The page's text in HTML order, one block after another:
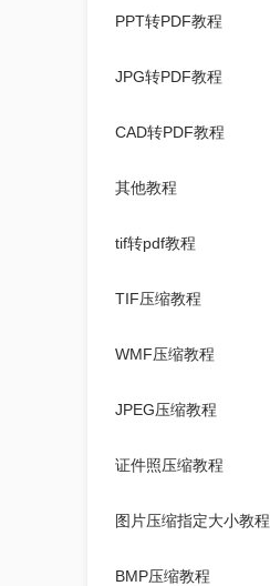
PPT转PDF教程
JPG转PDF教程
CAD转PDF教程
其他教程
tif转pdf教程
TIF压缩教程
WMF压缩教程
JPEG压缩教程
证件照压缩教程
图片压缩指定大小教程
BMP压缩教程